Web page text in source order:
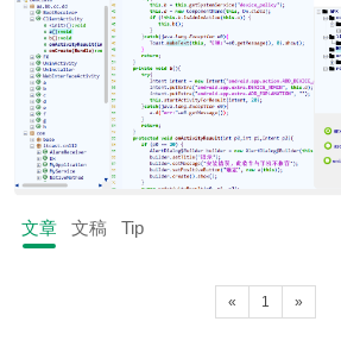
文章 文稿 Tip
« 1 »